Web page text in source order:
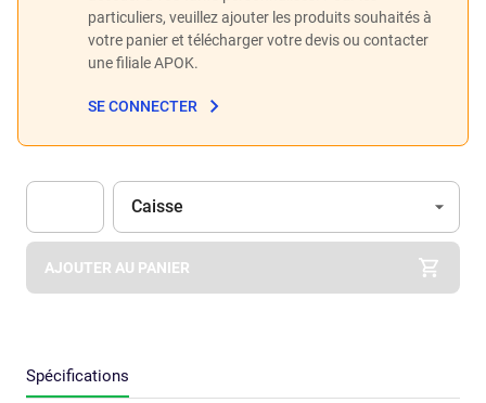
particuliers, veuillez ajouter les produits souhaités à
votre panier et télécharger votre devis ou contacter
une filiale APOK.
SE CONNECTER
Apok.Product.Detail.AddToCart.Quantity (Optionnel)
Unité
Caisse
AJOUTER AU PANIER
Spécifications